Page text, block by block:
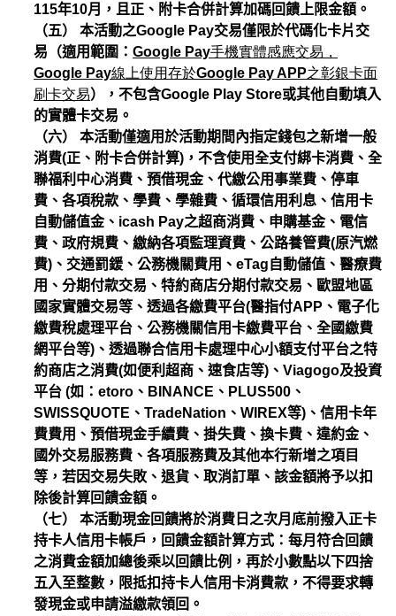
115年10月，且正、附卡合併計算加碼回饋上限金額。
（五） 本活動之Google Pay交易僅限於代碼化卡片交
易（適用範圍： Google Pay手機實體感應交易，
Google Pay線上使用存於Google Pay APP之彰銀卡面
刷卡交易），不包含Google Play Store或其他自動填入
的實體卡交易。
（六） 本活動僅適用於活動期間內指定錢包之新增一般
消費(正、附卡合併計算)，不含使用全支付綁卡消費、全
聯福利中心消費、預借現金、代繳公用事業費、停車
費、各項稅款、學費、學雜費、循環信用利息、信用卡
自動儲值金、icash Pay之超商消費、申購基金、電信
費、政府規費、繳納各項監理資費、公路養管費(原汽燃
費)、交通罰鍰、公務機關費用、eTag自動儲值、醫療費
用、分期付款交易、特約商店分期付款交易、歐盟地區
國家實體交易等、透過各繳費平台(醫指付APP、電子化
繳費稅處理平台、公務機關信用卡繳費平台、全國繳費
網平台等)、透過聯合信用卡處理中心小額支付平台之特
約商店之消費(如便利超商、速食店等)、Viagogo及投資
平台 (如：etoro、BINANCE、PLUS500、
SWISSQUOTE、TradeNation、WIREX等)、信用卡年
費費用、預借現金手續費、掛失費、換卡費、違約金、
國外交易服務費、各項服務費及其他本行新增之項目
等，若因交易失敗、退貨、取消訂單、該金額將予以扣
除後計算回饋金額。
（七） 本活動現金回饋將於消費日之次月底前撥入正卡
持卡人信用卡帳戶，回饋金額計算方式：每月符合回饋
之消費金額加總後乘以回饋比例，再於小數點以下四捨
五入至整數，限抵扣持卡人信用卡消費款，不得要求轉
發現金或申請溢繳款領回。